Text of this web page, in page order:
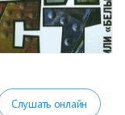
Слушать онлайн